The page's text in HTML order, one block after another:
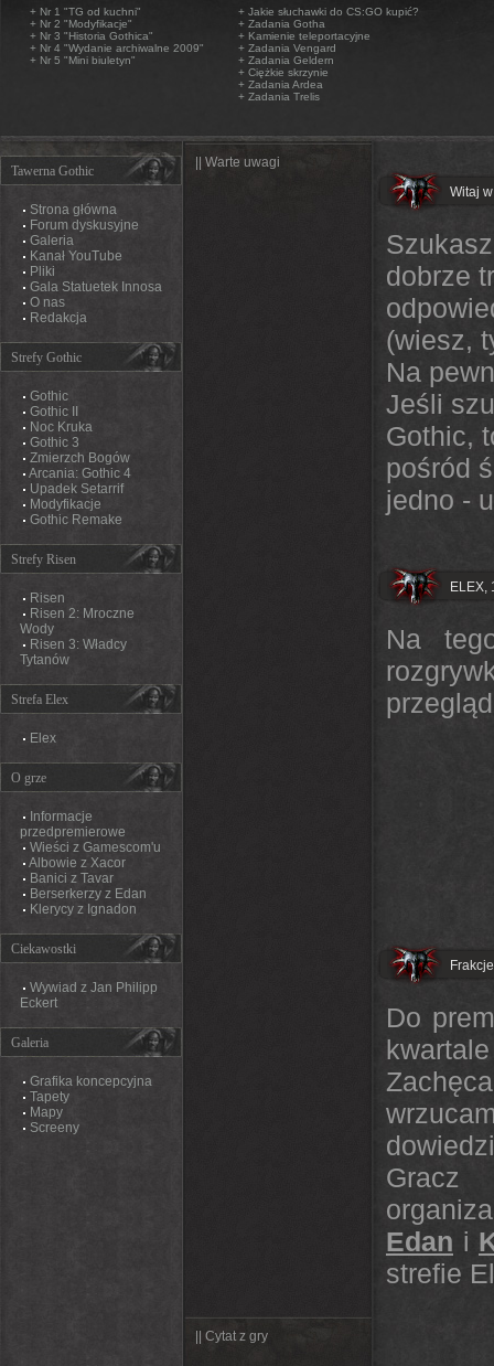
+ Nr 1 "TG od kuchni"
+ Nr 2 "Modyfikacje"
+ Nr 3 "Historia Gothica"
+ Nr 4 "Wydanie archiwalne 2009"
+ Nr 5 "Mini biuletyn"
+ Jakie słuchawki do CS:GO kupić?
+ Zadania Gotha
+ Kamienie teleportacyjne
+ Zadania Vengard
+ Zadania Geldern
+ Ciężkie skrzynie
+ Zadania Ardea
+ Zadania Trelis
Tawerna Gothic
Strona główna
Forum dyskusyjne
Galeria
Kanał YouTube
Pliki
Gala Statuetek Innosa
O nas
Redakcja
Strefy Gothic
Gothic
Gothic II
Noc Kruka
Gothic 3
Zmierzch Bogów
Arcania: Gothic 4
Upadek Setarrif
Modyfikacje
Gothic Remake
Strefy Risen
Risen
Risen 2: Mroczne
Wody
Risen 3: Władcy
Tytanów
Strefa Elex
Elex
O grze
Informacje
przedpremierowe
Wieści z Gamescom'u
Albowie z Xacor
Banici z Tavar
Berserkerzy z Edan
Klerycy z Ignadon
Ciekawostki
Wywiad z Jan Philipp
Eckert
Galeria
Grafika koncepcyjna
Tapety
Mapy
Screeny
|| Warte uwagi
|| Cytat z gry
Witaj
dobrze
(wiesz,
Na
Jeśli
Gothic,
pośród
jedno -
ELEX,
Na
Do
Gracz
Edan i
strefie